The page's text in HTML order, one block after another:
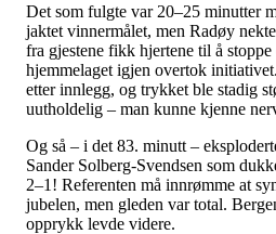
Det som fulgte var 20–25 minutter
jaktet vinnermålet, men Radøy
fra gjestene fikk hjertene til å
hjemmelaget igjen overtok
etter innlegg, og trykket ble stadig
uutholdelig – man kunne kjenne
Og så – i det 83. minutt –
Sander Solberg-Svendsen som
2–1! Referenten må innrømme at
jubelen, men gleden var total.
opprykk levde videre.